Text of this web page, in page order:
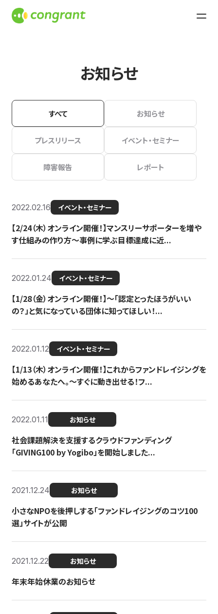
お知らせ
すべて お知らせ
プレスリリース イベント・セミナー
障害報告 レポート
2022.02.16 イベント・セミナー
【2/24（木）オンライン開催！】マンスリーサポーターを増や
す仕組みの作り方〜事例に学ぶ目標達成に近...
2022.01.24 イベント・セミナー
【1/28（金）オンライン開催！】〜「認定とったほうがいい
の？」と気になっている団体に知ってほしい！...
2022.01.12 イベント・セミナー
【1/13（木）オンライン開催！】これからファンドレイジングを
始めるあなたへ。〜すぐに動き出せる！フ...
2022.01.11 お知らせ
社会課題解決を支援するクラウドファンディング
「GIVING100 by Yogibo」を開始しました...
2021.12.24 お知らせ
小さなNPOを後押しする「ファンドレイジングのコツ100
選」サイトが公開
2021.12.22 お知らせ
年末年始休業のお知らせ